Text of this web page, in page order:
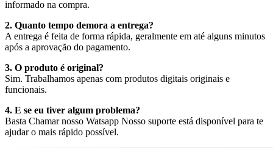
informado na compra.
2. Quanto tempo demora a entrega?
A entrega é feita de forma rápida, geralmente em até alguns minutos
após a aprovação do pagamento.
3. O produto é original?
Sim. Trabalhamos apenas com produtos digitais originais e
funcionais.
4. E se eu tiver algum problema?
Basta Chamar nosso Watsapp Nosso suporte está disponível para te
ajudar o mais rápido possível.